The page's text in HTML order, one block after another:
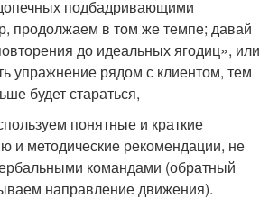
подбадривающими
продолжаем в том же темпе; давай
до идеальных ягодиц», или
упражнение рядом с клиентом, тем
будет стараться,
понятные и краткие
и методические рекомендации, не
командами (обратный
направление движения).